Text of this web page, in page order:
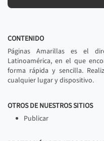
CONTENIDO
Páginas Amarillas es el
Latinoamérica, en el que
forma rápida y sencilla.
cualquier lugar y dispositivo.
OTROS DE NUESTROS SITIOS
Publicar